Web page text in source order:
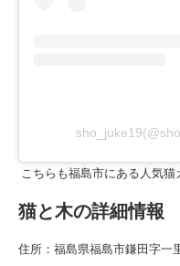
こちらも福島市にある人気猫
猫と木の詳細情報
住所：福島県福島市鎌田字一